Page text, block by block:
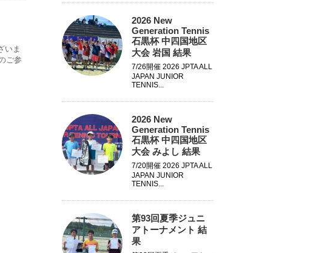
いま
ご参
2026 New
Generation Tennis
石黒杯 中四国地区
大会 岩国 結果
7/26開催 2026 JPTA ALL
JAPAN JUNIOR
TENNIS...
2026 New
Generation Tennis
石黒杯 中四国地区
大会 みよし 結果
7/20開催 2026 JPTA ALL
JAPAN JUNIOR
TENNIS...
第93回夏季ジュニ
アトーナメント 結
果